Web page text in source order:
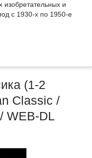
и
с 1930-х по 1950-е
(1-2
Classic /
WEB-DL